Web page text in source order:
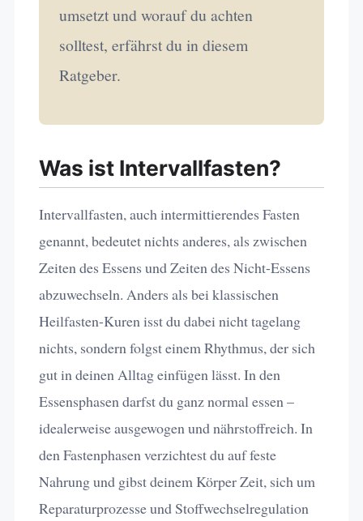
umsetzt und worauf du achten
solltest, erfährst du in diesem
Ratgeber.
Was ist Intervallfasten?
Intervallfasten, auch intermittierendes Fasten
genannt, bedeutet nichts anderes, als zwischen
Zeiten des Essens und Zeiten des Nicht-Essens
abzuwechseln. Anders als bei klassischen
Heilfasten-Kuren isst du dabei nicht tagelang
nichts, sondern folgst einem Rhythmus, der sich
gut in deinen Alltag einfügen lässt. In den
Essensphasen darfst du ganz normal essen –
idealerweise ausgewogen und nährstoffreich. In
den Fastenphasen verzichtest du auf feste
Nahrung und gibst deinem Körper Zeit, sich um
Reparaturprozesse und Stoffwechselregulation